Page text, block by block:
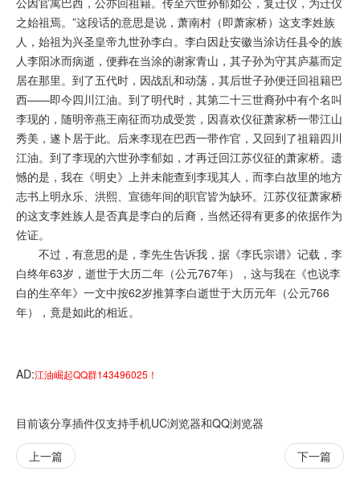
之始祖焉。”这段话的意思是说，萧南村（即萧家桥）这支李姓族
人，始祖为兴圣皇帝九世孙李白。李白因赴安徽当涂访任县令的族
人李阳冰而病逝，便葬在当涂的谢家青山，其子孙为守其庐墓而定
居在那里。到了五代时，因战乱和动荡，其后世子孙便迁回祖籍巴
西——即今四川江油。到了明代时，其第二十三世裔孙中有个名叫
李现的，随明帝燕王南征而功成受赏，因喜欢仪征萧家桥一带江山
秀美，遂卜居于此。后来李现在巴西一带作官，又回到了祖籍四川
江油。到了李现的六世孙李郁如，才再迁回江苏仪征的萧家桥。遗
憾的是，我在《明史》上并未能查到李现其人，而李白故里的地方
志书上明永乐、洪熙、宣德年间的职官皆为缺环。江苏仪征萧家桥
的这支李姓族人是否真是李白的后裔，当然还得有更多的依据作为
佐证。
不过，有意思的是，李先生告诉我，据《李氏宗谱》记载，李
白终年63岁，逝世于大历二年（公元767年），这与我在《也说李
白的生卒年》一文中按62岁推算李白逝世于大历元年（公元766
年），竟是如此的相近。
AD:江油崛起QQ群143496025！
目前该分享插件仅支持手机UC浏览器和QQ浏览器
上一篇 下一篇